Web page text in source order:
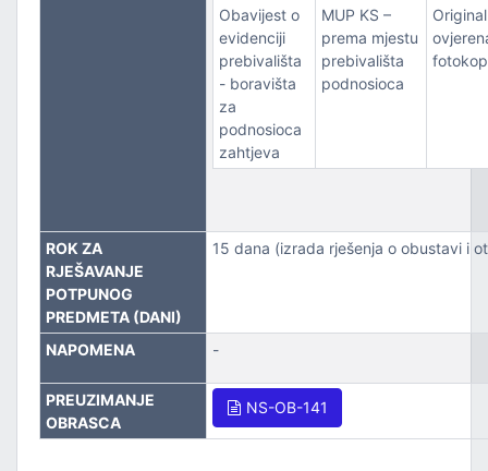
Obavijest o
evidenciji
prebivališta
- boravišta
za
podnosioca
zahtjeva
MUP KS –
prema mjestu
prebivališta
podnosioca
ROK ZA
RJEŠAVANJE
POTPUNOG
PREDMETA (DANI)
15 dana (izrada rješenja o obustavi i
NAPOMENA -
PREUZIMANJE
OBRASCA
NS-OB-141